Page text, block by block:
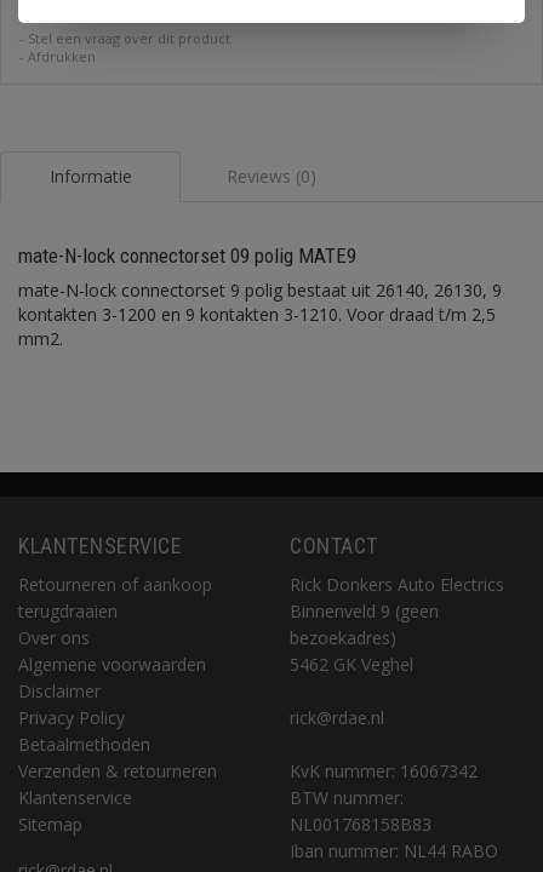
- Stel een vraag over dit product
- Afdrukken
Informatie Reviews (0)
mate-N-lock connectorset 09 polig MATE9
mate-N-lock connectorset 9 polig bestaat uit 26140, 26130, 9
kontakten 3-1200 en 9 kontakten 3-1210. Voor draad t/m 2,5
mm2.
KLANTENSERVICE
Retourneren of aankoop
terugdraaien
Over ons
Algemene voorwaarden
Disclaimer
Privacy Policy
Betaalmethoden
Verzenden & retourneren
Klantenservice
Sitemap
CONTACT
Rick Donkers Auto Electrics
Binnenveld 9 (geen
bezoekadres)
5462 GK Veghel
rick@rdae.nl
KvK nummer: 16067342
BTW nummer:
NL001768158B83
Iban nummer: NL44 RABO